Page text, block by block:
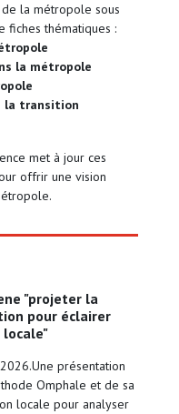
la métropole sous
fiches thématiques :
la métropole
la transition
met à jour ces
offrir une vision
pour éclairer
locale"
présentation
Omphale et de sa
locale pour analyser